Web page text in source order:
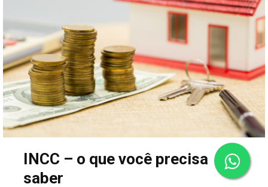
INCC – o que você precisa
saber